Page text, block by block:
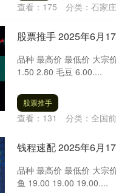
查看： 175 分类： 石家
股票推手 2025年6月
品种 最高价 最低价 大宗
1.50 2.80 毛豆 6.00....
股票推手
查看： 131 分类： 全国
钱程速配 2025年6月
品种 最高价 最低价 大宗
鱼 19.00 19.00 19.00....
14311.01 200.89